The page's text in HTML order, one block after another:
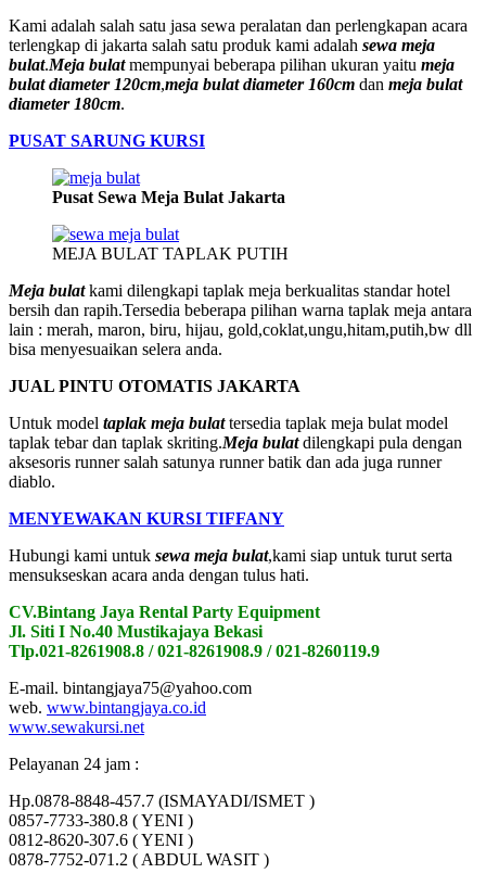
Kami adalah salah satu jasa sewa peralatan dan perlengkapan acara
terlengkap di jakarta salah satu produk kami adalah sewa meja
bulat.Meja bulatmempunyai beberapa pilihan ukuran yaitu meja
bulat diameter 120cm,meja bulat diameter 160cm dan meja bulat
diameter 180cm.
PUSAT SARUNG KURSI
Pusat Sewa Meja Bulat Jakarta
MEJA BULAT TAPLAK PUTIH
Meja bulatkami dilengkapi taplak meja berkualitas standar hotel
bersih dan rapih.Tersedia beberapa pilihan warna taplak meja antara
lain : merah, maron, biru, hijau, gold,coklat,ungu,hitam,putih,bw dll
bisa menyesuaikan selera anda.
JUAL PINTU OTOMATIS JAKARTA
Untuk model taplak meja bulat tersedia taplak meja bulat model
taplak tebar dan taplak skriting.Meja bulat dilengkapi pula dengan
aksesoris runner salah satunya runner batik dan ada juga runner
diablo.
MENYEWAKAN KURSI TIFFANY
Hubungi kami untuk sewa meja bulat,kami siap untuk turut serta
mensukseskan acara anda dengan tulus hati.
CV.Bintang Jaya Rental Party Equipment
Jl. Siti I No.40 Mustikajaya Bekasi
Tlp.021-8261908.8 / 021-8261908.9 / 021-8260119.9
E-mail. bintangjaya75@yahoo.com
web. www.bintangjaya.co.id
www.sewakursi.net
Pelayanan 24 jam :
Hp.0878-8848-457.7 (ISMAYADI/ISMET )
0857-7733-380.8 ( YENI )
0812-8620-307.6 ( YENI )
0878-7752-071.2 ( ABDUL WASIT )